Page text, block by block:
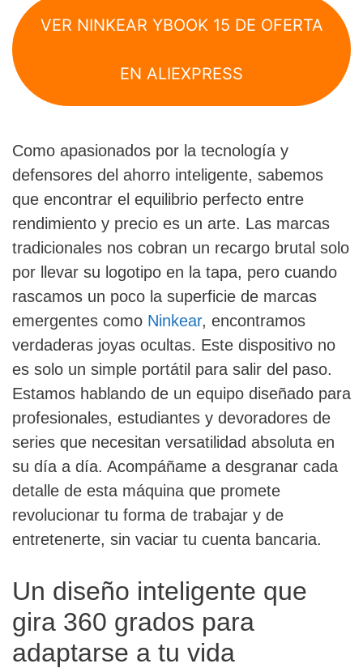
VER NINKEAR YBOOK 15 DE OFERTA
EN ALIEXPRESS
Como apasionados por la tecnología y
defensores del ahorro inteligente, sabemos
que encontrar el equilibrio perfecto entre
rendimiento y precio es un arte. Las marcas
tradicionales nos cobran un recargo brutal solo
por llevar su logotipo en la tapa, pero cuando
rascamos un poco la superficie de marcas
emergentes como Ninkear, encontramos
verdaderas joyas ocultas. Este dispositivo no
es solo un simple portátil para salir del paso.
Estamos hablando de un equipo diseñado para
profesionales, estudiantes y devoradores de
series que necesitan versatilidad absoluta en
su día a día. Acompáñame a desgranar cada
detalle de esta máquina que promete
revolucionar tu forma de trabajar y de
entretenerte, sin vaciar tu cuenta bancaria.
Un diseño inteligente que
gira 360 grados para
adaptarse a tu vida